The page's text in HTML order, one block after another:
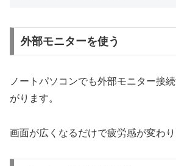
外部モニターを使う
ノートパソコンでも外部モニター接
がります。
画面が広くなるだけで疲労感が変わり